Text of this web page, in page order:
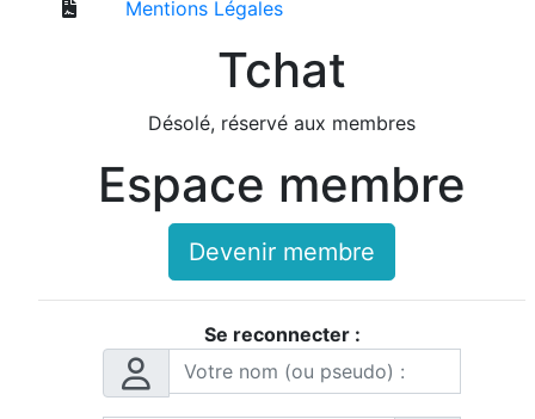
Mentions Légales
Tchat
Désolé, réservé aux membres
Espace membre
Devenir membre
Se reconnecter :